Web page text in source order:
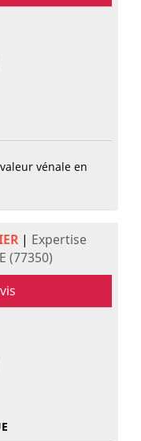
vénale en
| Expertise
(77350)